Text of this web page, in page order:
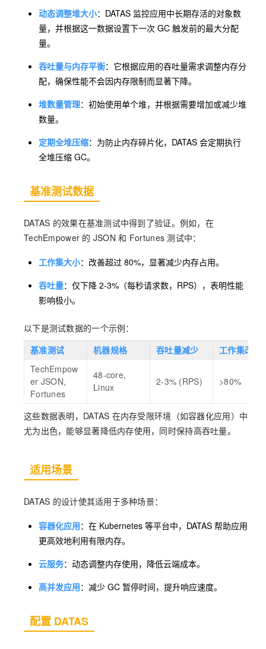
动态调整堆大小：DATAS 监控应用中长期存活的对象数
量，并根据这一数据设置下一次 GC 触发前的最大分配
量。
吞吐量与内存平衡：它根据应用的吞吐量需求调整内存分
配，确保性能不会因内存限制而显著下降。
堆数量管理：初始使用单个堆，并根据需要增加或减少堆
数量。
定期全堆压缩：为防止内存碎片化，DATAS 会定期执行
全堆压缩 GC。
基准测试数据
DATAS 的效果在基准测试中得到了验证。例如，在
TechEmpower 的 JSON 和 Fortunes 测试中：
工作集大小：改善超过 80%，显著减少内存占用。
吞吐量：仅下降 2-3%（每秒请求数，RPS），表明性能
影响极小。
以下是测试数据的一个示例：
基准测试
机器规格 吞吐量减少
工作集改善
TechEmpow
er JSON,
Fortunes
48-core,
Linux
2-3% (RPS) >80%
这些数据表明，DATAS 在内存受限环境（如容器化应用）中
尤为出色，能够显著降低内存使用，同时保持高吞吐量。
适用场景
DATAS 的设计使其适用于多种场景：
容器化应用：在 Kubernetes 等平台中，DATAS 帮助应用
更高效地利用有限内存。
云服务：动态调整内存使用，降低云端成本。
高并发应用：减少 GC 暂停时间，提升响应速度。
配置 DATAS